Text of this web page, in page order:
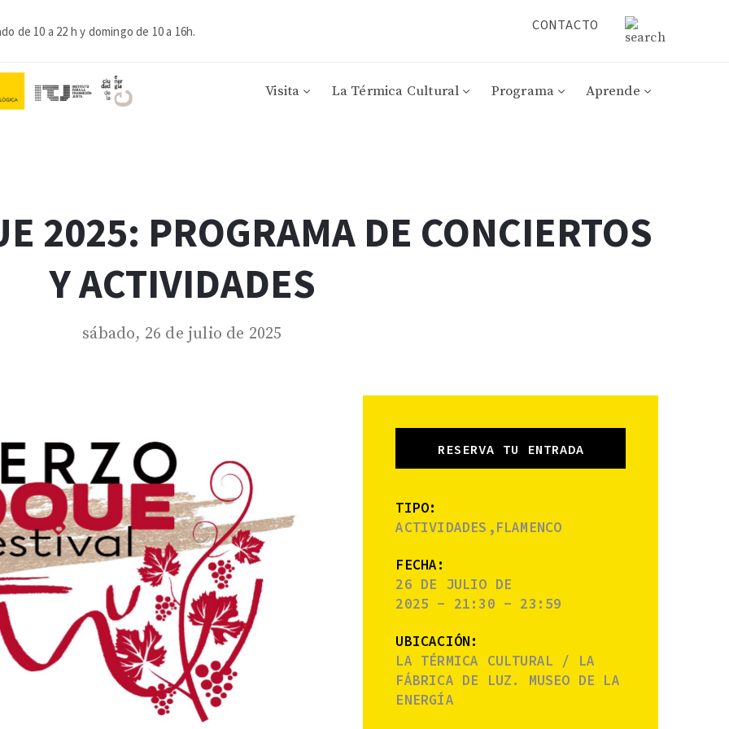
de 10 a 22 h y domingo de 10 a 16h. CONTACTO
Visita La Térmica Cultural Programa Aprende
2025: PROGRAMA DE CONCIERTOS
Y ACTIVIDADES
sábado, 26 de julio de 2025
RESERVA TU ENTRADA
TIPO:
ACTIVIDADES,FLAMENCO
FECHA:
26 DE JULIO DE
2025 - 21:30 - 23:59
UBICACIÓN:
LA TÉRMICA CULTURAL / LA
FÁBRICA DE LUZ. MUSEO DE LA
ENERGÍA